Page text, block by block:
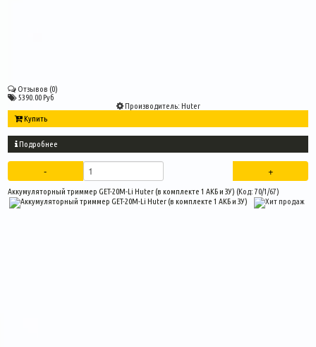
Отзывов (0)
5390.00 Руб
Производитель: Huter
Купить
Подробнее
Аккумуляторный триммер GET-20M-Li Huter (в комплекте 1 АКБ и ЗУ) (Код:70/1/67)